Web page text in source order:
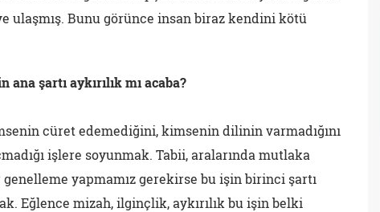
ulaşmış. Bunu görünce insan biraz kendini kötü
şartı aykırılık mı acaba?
cüret edemediğini, kimsenin dilinin varmadığını
işlere soyunmak. Tabii, aralarında mutlaka
yapmamız gerekirse bu işin birinci şartı
Eğlence mizah, ilginçlik, aykırılık bu işin belki